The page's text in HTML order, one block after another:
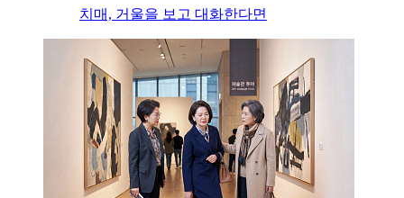
치매, 거울을 보고 대화한다면